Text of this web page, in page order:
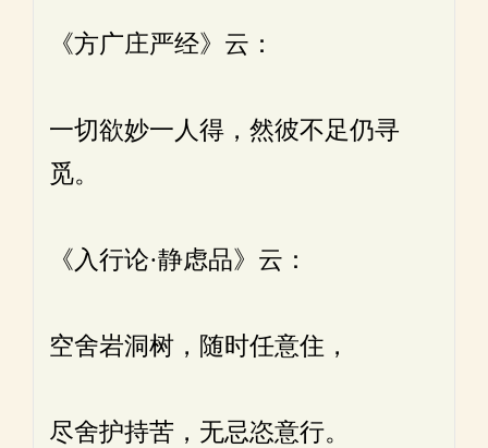
《方广庄严经》云：
一切欲妙一人得，然彼不足仍寻
觅。
《入行论·静虑品》云：
空舍岩洞树，随时任意住，
尽舍护持苦，无忌恣意行。